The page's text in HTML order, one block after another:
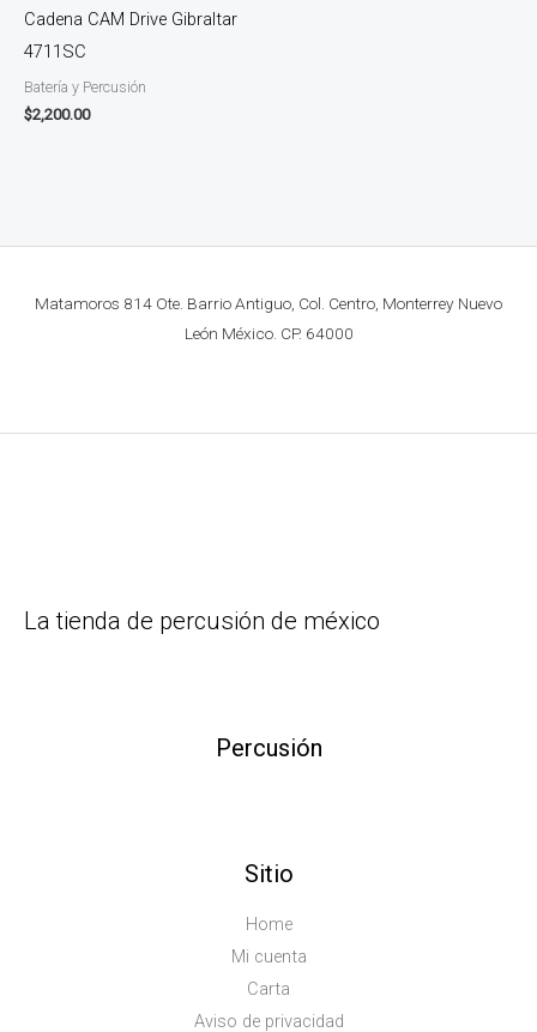
Cadena CAM Drive Gibraltar
4711SC
Batería y Percusión
$2,200.00
Matamoros 814 Ote. Barrio Antiguo, Col. Centro, Monterrey Nuevo
León México. CP. 64000
La tienda de percusión de méxico
Percusión
Sitio
Home
Mi cuenta
Carta
Aviso de privacidad